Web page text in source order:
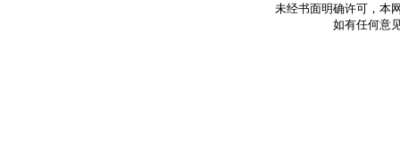
未经书面明确许可，本
如有任何意